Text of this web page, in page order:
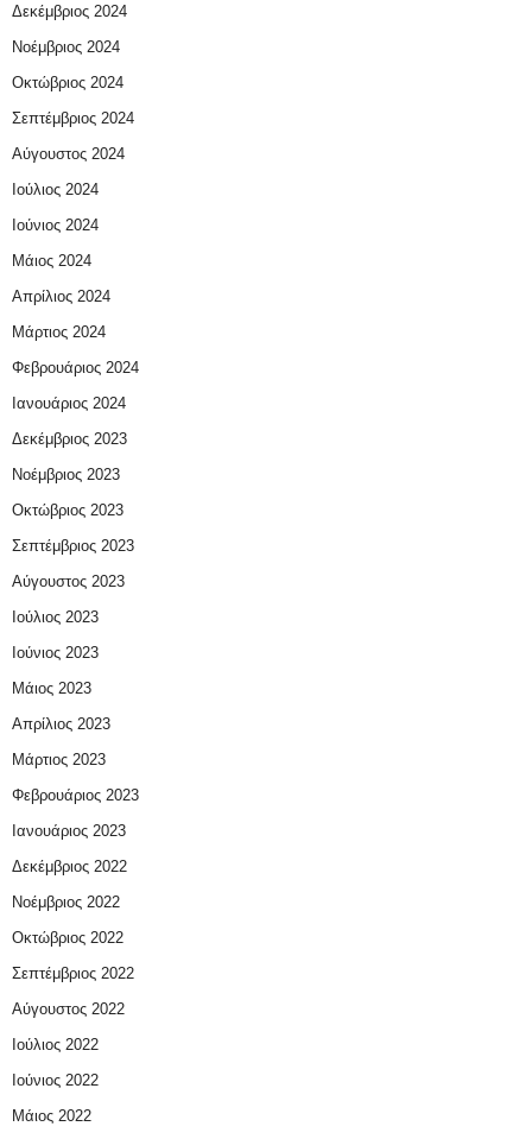
Δεκέμβριος 2024
Νοέμβριος 2024
Οκτώβριος 2024
Σεπτέμβριος 2024
Αύγουστος 2024
Ιούλιος 2024
Ιούνιος 2024
Μάιος 2024
Απρίλιος 2024
Μάρτιος 2024
Φεβρουάριος 2024
Ιανουάριος 2024
Δεκέμβριος 2023
Νοέμβριος 2023
Οκτώβριος 2023
Σεπτέμβριος 2023
Αύγουστος 2023
Ιούλιος 2023
Ιούνιος 2023
Μάιος 2023
Απρίλιος 2023
Μάρτιος 2023
Φεβρουάριος 2023
Ιανουάριος 2023
Δεκέμβριος 2022
Νοέμβριος 2022
Οκτώβριος 2022
Σεπτέμβριος 2022
Αύγουστος 2022
Ιούλιος 2022
Ιούνιος 2022
Μάιος 2022